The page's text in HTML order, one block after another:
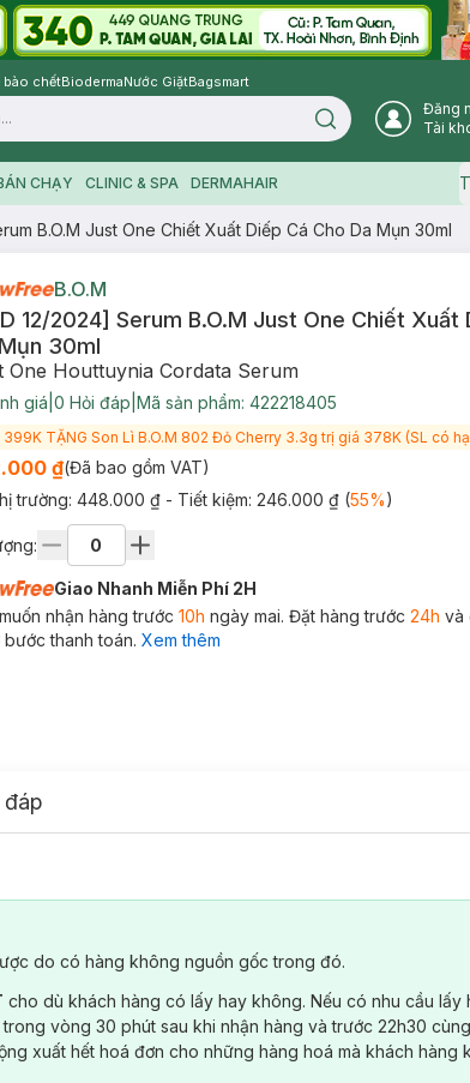
bào chếtBiodermaNước GiặtBagsmart
Search icon
Đăng
Tài
CHẠY CLINIC & SPA DERMAHAIR
B.O.M Just One Chiết Xuất Diếp Cá Cho Da Mụn 30ml
B.O.M
12/2024] Serum B.O.M Just One Chiết Xuất
30ml
One Houttuynia Cordata Serum
giá 0 Hỏi đáp Mã sản phẩm: 422218405
399K TẶNG Son Lì B.O.M 802 Đỏ Cherry 3.3g trị giá 378K (SL có
₫(Đã bao gồm VAT)
trường: 448.000 ₫ - Tiết kiệm: 246.000 ₫(55%)
Giao Nhanh Miễn Phí 2H
nhận hàng trước 10h ngày mai. Đặt hàng trước 24h và
bước thanh toán. Xem thêm
đáp
do có hàng không nguồn gốc trong đó.
cho dù khách hàng có lấy hay không. Nếu có nhu cầu lấy
vòng 30 phút sau khi nhận hàng và trước 22h30
xuất hết hoá đơn cho những hàng hoá mà khách hàng